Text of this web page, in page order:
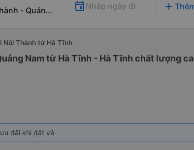
Nhập ngày đi add
Núi Thành từ Hà Tĩnh
Nam từ Hà Tĩnh - Hà Tĩnh chất lượng
đãi khi đặt vé